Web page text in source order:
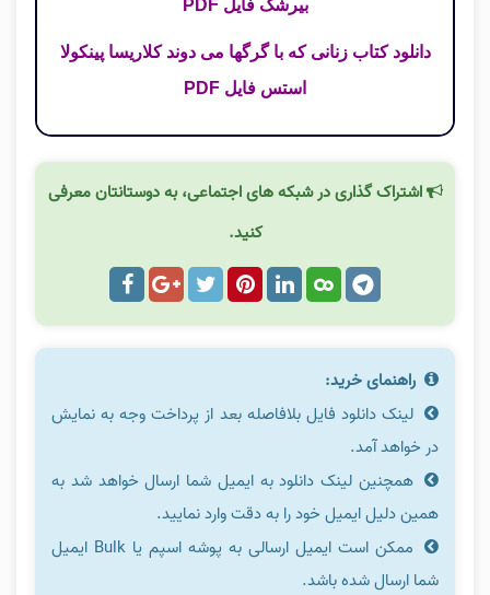
بیرشک فایل PDF
دانلود کتاب زنانی که با گرگها می دوند کلاریسا پینکولا
استس فایل PDF
اشتراک گذاری در شبکه های اجتماعی، به دوستانتان معرفی
کنید.
راهنمای خرید:
لینک دانلود فایل بلافاصله بعد از پرداخت وجه به نمایش
در خواهد آمد.
همچنین لینک دانلود به ایمیل شما ارسال خواهد شد به
همین دلیل ایمیل خود را به دقت وارد نمایید.
ممکن است ایمیل ارسالی به پوشه اسپم یا Bulk ایمیل
شما ارسال شده باشد.